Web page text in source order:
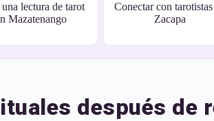
lectura de tarot
Mazatenango
Conectar con tarotistas
Zacapa
después de